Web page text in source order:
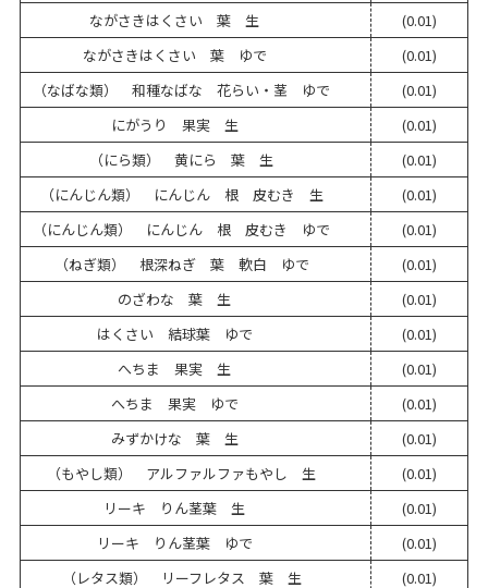
ながさきはくさい 葉 生
(0.01)
ながさきはくさい 葉 ゆで
(0.01)
（なばな類） 和種なばな 花らい・茎 ゆで
(0.01)
にがうり 果実 生
(0.01)
（にら類） 黄にら 葉 生
(0.01)
（にんじん類） にんじん 根 皮むき 生
(0.01)
（にんじん類） にんじん 根 皮むき ゆで
(0.01)
（ねぎ類） 根深ねぎ 葉 軟白 ゆで
(0.01)
のざわな 葉 生
(0.01)
はくさい 結球葉 ゆで
(0.01)
へちま 果実 生
(0.01)
へちま 果実 ゆで
(0.01)
みずかけな 葉 生
(0.01)
（もやし類） アルファルファもやし 生
(0.01)
リーキ りん茎葉 生
(0.01)
リーキ りん茎葉 ゆで
(0.01)
（レタス類） リーフレタス 葉 生
(0.01)